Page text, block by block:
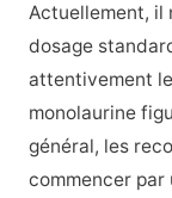
Actuellement, il
dosage
attentivement
monolaurine
général, les
commencer par